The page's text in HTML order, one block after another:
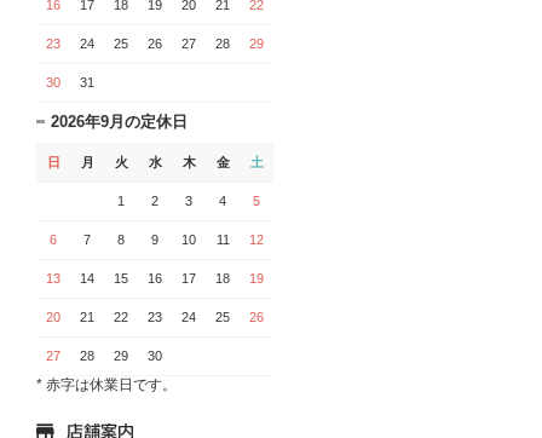
16 17 18 19 20 21 22
23 24 25 26 27 28 29
30 31
2026年9月の定休日
日 月 火 水 木 金 土
1 2 3 4 5
6 7 8 9 10 11 12
13 14 15 16 17 18 19
20 21 22 23 24 25 26
27 28 29 30
* 赤字は休業日です。